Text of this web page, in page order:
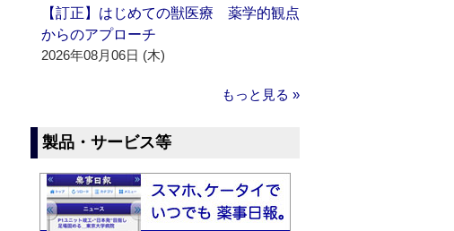
【訂正】はじめての獣医療 薬学的観点
からのアプローチ
2026年08月06日 (木)
もっと見る »
製品・サービス等